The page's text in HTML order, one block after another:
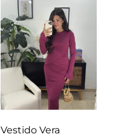
Vestido Vera